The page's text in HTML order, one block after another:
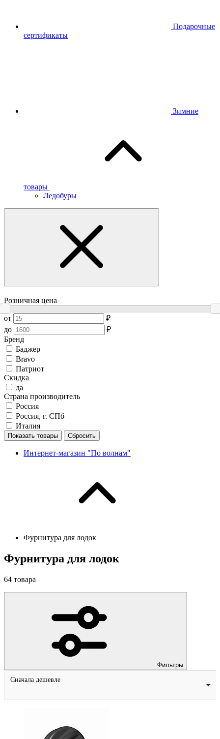
Подарочные
сертификаты
Зимние
товары
Ледобуры
Розничная цена
от
₽
до
₽
Бренд
Баджер
Bravo
Патриот
Скидка
да
Страна производитель
Россия
Россия, г. СПб
Италия
Показать товары Сбросить
Интернет-магазин "По волнам"
Фурнитура для лодок
Фурнитура для лодок
64 товара
Фильтры
Сначала дешевле